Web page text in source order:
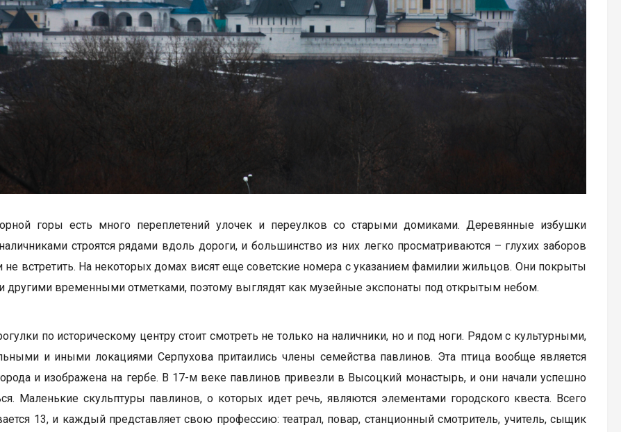
горы есть много переплетений улочек и переулков со старыми домиками. Деревянные избушки
строятся рядами вдоль дороги, и большинство из них легко просматриваются – глухих заборов
не встретить. На некоторых домах висят еще советские номера с указанием фамилии жильцов. Они покрыты
другими временными отметками, поэтому выглядят как музейные экспонаты под открытым небом.
по историческому центру стоит смотреть не только на наличники, но и под ноги. Рядом с культурными,
и иными локациями Серпухова притаились члены семейства павлинов. Эта птица вообще является
и изображена на гербе. В 17-м веке павлинов привезли в Высоцкий монастырь, и они начали успешно
Маленькие скульптуры павлинов, о которых идет речь, являются элементами городского квеста. Всего
13, и каждый представляет свою профессию: театрал, повар, станционный смотритель, учитель, сыщик